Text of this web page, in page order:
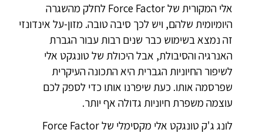
אלי המקורית של Force Factor לחלק מהשגרה
היומיומית שלהם, ויש לכך סיבה טובה. מזון-על אינדונזי
זה נמצא בשימוש כבר שנים רבות עבור הגברת
האנרגיה והסיבולת, אבל היכולת של טונגקט אלי
לשיפור החיוניות הגברית היא התכונה העיקרית
שפרסמה אותו. כעת שיפרנו אותו כדי לספק לכם
עוצמה משפרת חיוניות גדולה אף יותר.
לונג ג'ק טונגקט אלי מקסימלי של Force Factor‎